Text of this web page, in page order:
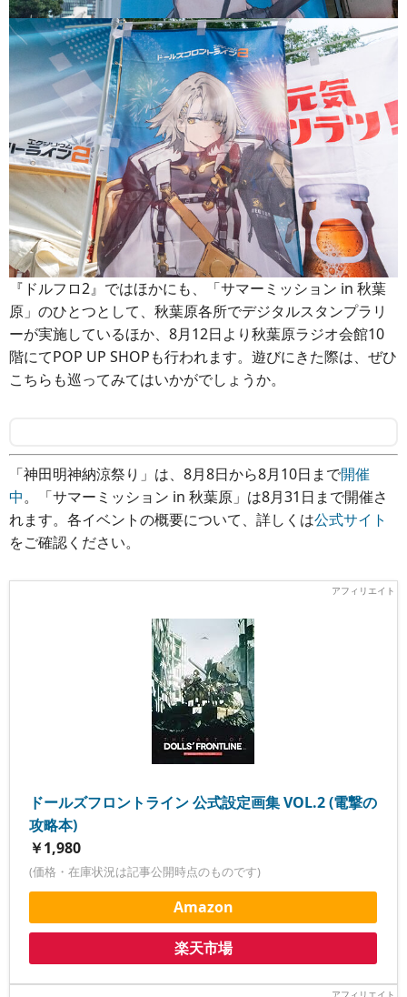
『ドルフロ2』ではほかにも、「サマーミッション in 秋葉
原」のひとつとして、秋葉原各所でデジタルスタンプラリ
ーが実施しているほか、8月12日より秋葉原ラジオ会館10
階にてPOP UP SHOPも行われます。遊びにきた際は、ぜひ
こちらも巡ってみてはいかがでしょうか。
「神田明神納涼祭り」は、8月8日から8月10日まで開催
中。「サマーミッション in 秋葉原」は8月31日まで開催さ
れます。各イベントの概要について、詳しくは公式サイト
をご確認ください。
ドールズフロントライン 公式設定画集 VOL.2 (電撃の
攻略本)
￥1,980
(価格・在庫状況は記事公開時点のものです)
Amazon
楽天市場